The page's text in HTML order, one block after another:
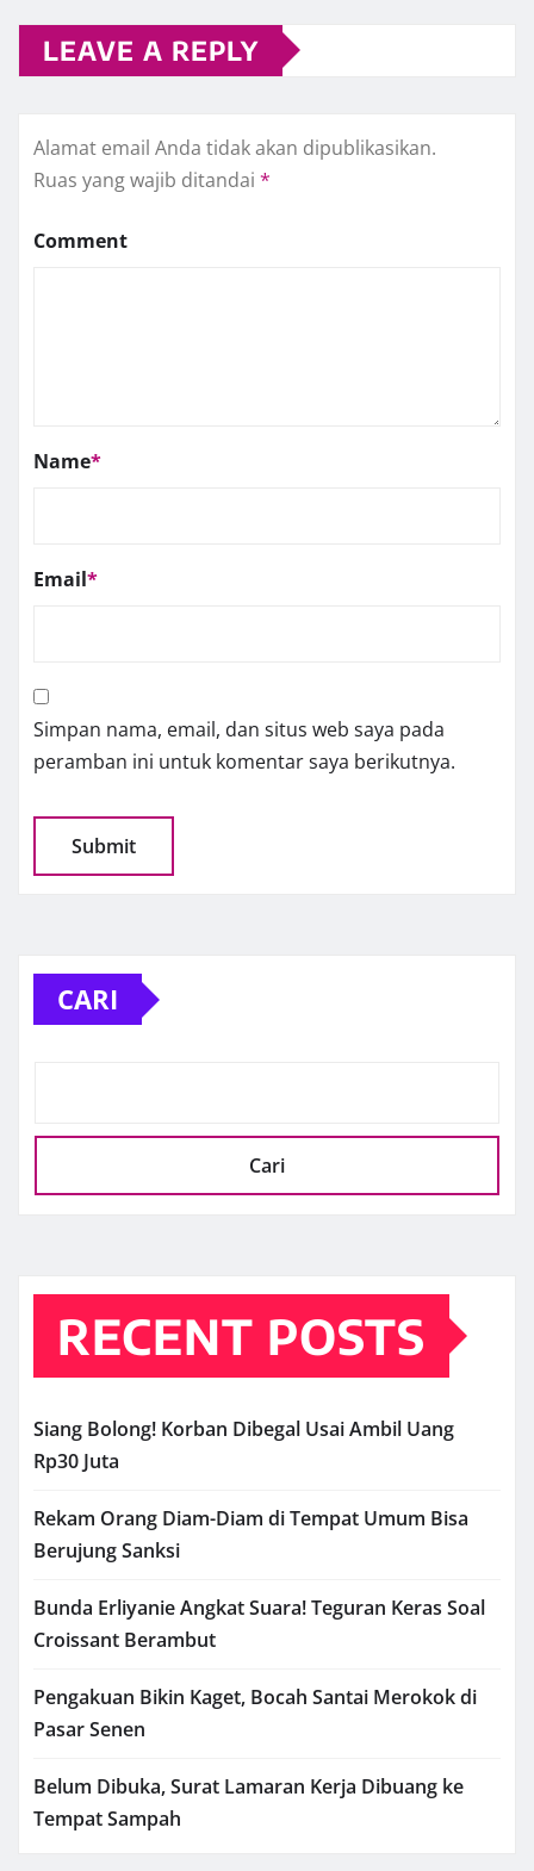
LEAVE A REPLY
Alamat email Anda tidak akan dipublikasikan.
Ruas yang wajib ditandai *
Comment
Name*
Email*
Simpan nama, email, dan situs web saya pada
peramban ini untuk komentar saya berikutnya.
CARI
Cari
RECENT POSTS
Siang Bolong! Korban Dibegal Usai Ambil Uang
Rp30 Juta
Rekam Orang Diam-Diam di Tempat Umum Bisa
Berujung Sanksi
Bunda Erliyanie Angkat Suara! Teguran Keras Soal
Croissant Berambut
Pengakuan Bikin Kaget, Bocah Santai Merokok di
Pasar Senen
Belum Dibuka, Surat Lamaran Kerja Dibuang ke
Tempat Sampah